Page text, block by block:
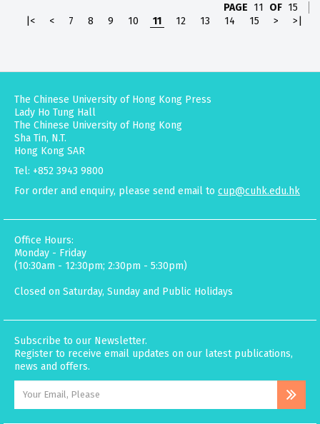
PAGE 11 OF 15
|<
< 7 8 9 10 11 12 13 14 15 > >|
The Chinese University of Hong Kong Press
Lady Ho Tung Hall
The Chinese University of Hong Kong
Sha Tin, N.T.
Hong Kong SAR
Tel: +852 3943 9800
For order and enquiry, please send email to cup@cuhk.edu.hk
Office Hours:
Monday - Friday
(10:30am - 12:30pm; 2:30pm - 5:30pm)
Closed on Saturday, Sunday and Public Holidays
Subscribe to our Newsletter.
Register to receive email updates on our latest publications,
news and offers.